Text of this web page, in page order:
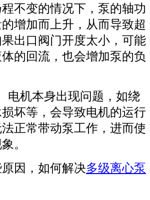
不变的情况下，泵的轴功
增加而上升，从而导致超
出口阀门开度太小，可能
的回流，也会增加泵的负
电机本身出现问题，如绕
坏等，会导致电机的运行
正常带动泵工作，进而使
。
因，如何解决多级离心泵